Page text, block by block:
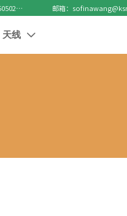
电话 : +8615050271688
天线 